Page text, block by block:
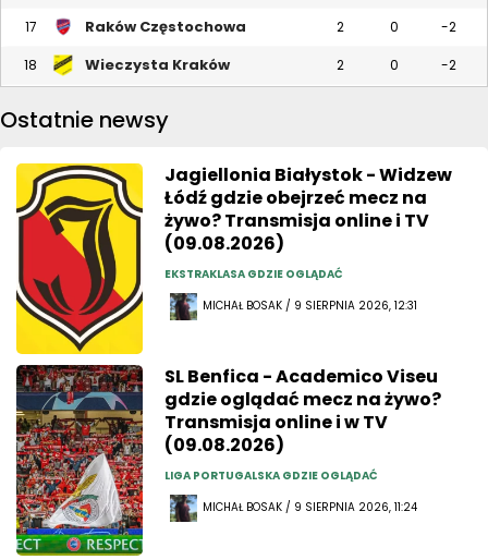
17 Raków Częstochowa 2 0 -2
18 Wieczysta Kraków 2 0 -2
Ostatnie newsy
Jagiellonia Białystok - Widzew
Łódź gdzie obejrzeć mecz na
żywo? Transmisja online i TV
(09.08.2026)
EKSTRAKLASA GDZIE OGLĄDAĆ
MICHAŁ BOSAK / 9 SIERPNIA 2026, 12:31
SL Benfica - Academico Viseu
gdzie oglądać mecz na żywo?
Transmisja online i w TV
(09.08.2026)
LIGA PORTUGALSKA GDZIE OGLĄDAĆ
MICHAŁ BOSAK / 9 SIERPNIA 2026, 11:24